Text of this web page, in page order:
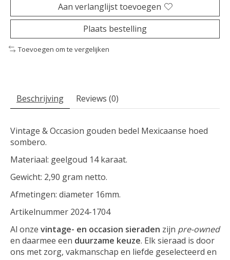
Aan verlanglijst toevoegen
Plaats bestelling
Toevoegen om te vergelijken
Beschrijving Reviews (0)
Vintage & Occasion gouden bedel Mexicaanse hoed
sombero.
Materiaal: geelgoud 14 karaat.
Gewicht: 2,90 gram netto.
Afmetingen: diameter 16mm.
Artikelnummer 2024-1704
Al onze vintage- en occasion sieraden zijn pre-owned
en daarmee een duurzame keuze. Elk sieraad is door
ons met zorg, vakmanschap en liefde geselecteerd en